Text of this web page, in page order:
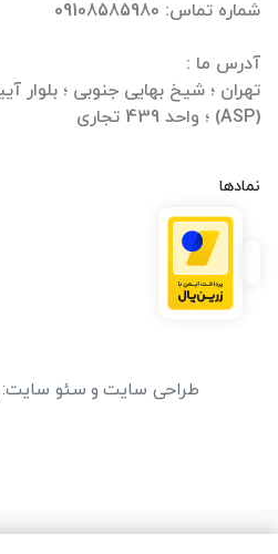
تهران ؛ شیخ بهایی جنوبی ؛ بلوار
(ASP) ؛ واحد 439 تجاری
نمادها
طراحی سایت و سئو سایت: